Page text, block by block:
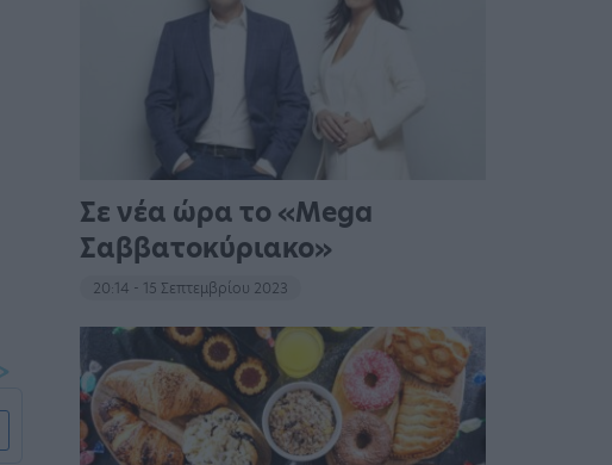
Σε νέα ώρα το «Mega
Σαββατοκύριακο»
20:14 - 15 Σεπτεμβρίου 2023